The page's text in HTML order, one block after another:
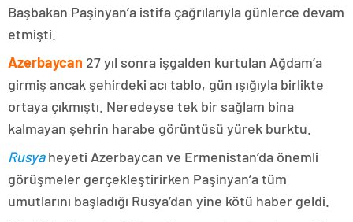
Başbakan Paşinyan’a istifa çağrılarıyla günlerce devam
etmişti.
Azerbaycan 27 yıl sonra işgalden kurtulan Ağdam’a
girmiş ancak şehirdeki acı tablo, gün ışığıyla birlikte
ortaya çıkmıştı. Neredeyse tek bir sağlam bina
kalmayan şehrin harabe görüntüsü yürek burktu.
Rusyaheyeti Azerbaycan ve Ermenistan’da önemli
görüşmeler gerçekleştirirken Paşinyan’a tüm
umutlarını başladığı Rusya’dan yine kötü haber geldi.